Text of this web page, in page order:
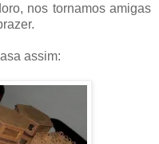
nos tornamos amigas
assim: